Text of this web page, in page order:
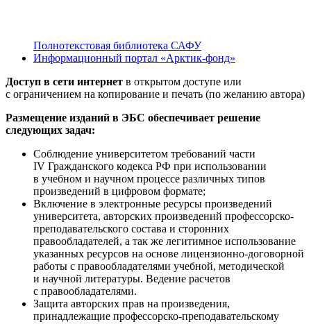
Полнотекстовая библиотека САФУ
Информационный портал «Арктик-фонд»
Доступ в сети интернет в открытом доступе или
с ограничением на копирование и печать (по желанию автора)
​Размещение изданий в ЭБС обеспечивает решение
следующих задач:​
Соблюдение университетом требований части
IV Гражданского кодекса РФ при использовании
в учебном и научном процессе различных типов
произведений в цифровом формате;
Включение в электронные ресурсы произведений
университета, авторских произведений профессорско-
преподавательского состава и сторонних
правообладателей, а так же легитимное использование
указанных ресурсов на основе лицензионно-договорной
работы с правообладателями учебной, методической
и научной литературы. Ведение расчетов
с правообладателями.
Защита авторских прав на произведения,
принадлежащие профессорско-преподавательскому